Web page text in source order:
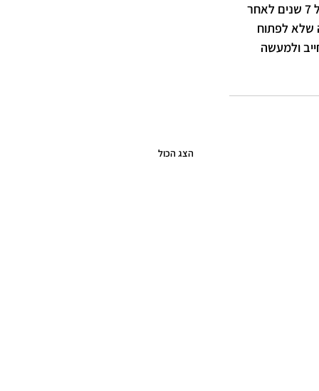
הבדלי גישה בין בית משפט לרשם ההוצאה לפועל: המדינה ביקשה לפתוח תיק בהוצאה לפועל 7 שנים לאחר
שלא לפתוח
לחייב ולמעשה
הצג הכול